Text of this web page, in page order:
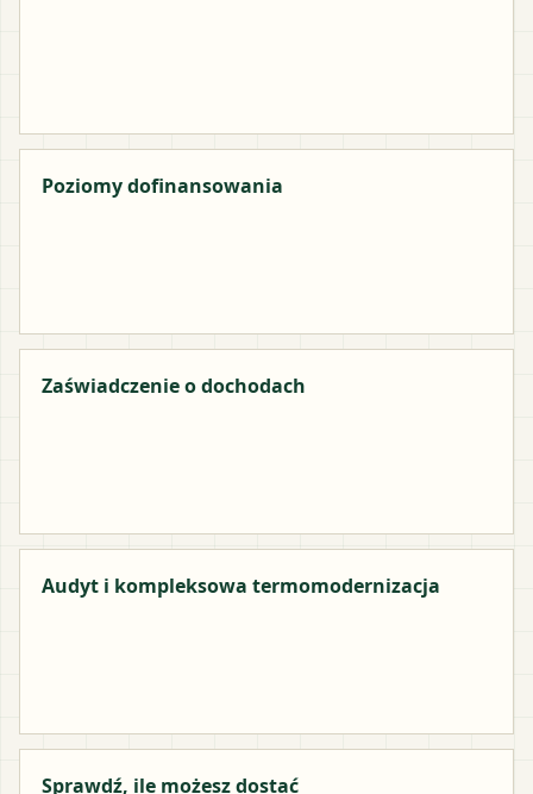
Poziomy dofinansowania
Zaświadczenie o dochodach
Audyt i kompleksowa termomodernizacja
Sprawdź, ile możesz dostać